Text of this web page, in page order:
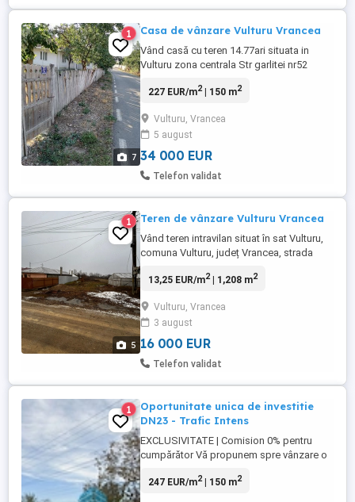
7
1 Casa de vânzare Vulturu Vrancea
Vând casă cu teren 14.77ari situata in
Vulturu zona centrala Str garlitei nr52
construit 2 case sau o mica afacere Casa
acte la zi proprietar Zona cu fibra optica și
în viitor gaz
227 EUR/m2| 150 m2
Vulturu, Vrancea
5 august
34 000 EUR
Telefon validat
5
1 Teren de vânzare Vulturu Vrancea
Vând teren intravilan situat în sat Vulturu,
comuna Vulturu, județ Vrancea, strada
1208mp cu deschidere de 11,6m, strada
reteaua de gaz urmeaza in urmatoarea
extindere.
13,25 EUR/m2| 1,208 m2
Vulturu, Vrancea
3 august
16 000 EUR
Telefon validat
1
Oportunitate unica de investitie
DN23 - Trafic Intens
EXCLUSIVITATE | Comision 0% pentru
cumpărător Vă propunem spre vânzare o
drumul național DN23, pe axa Focșani
247 EUR/m2| 150 m2